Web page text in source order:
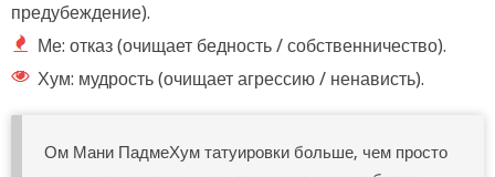
предубеждение).
Ме: отказ (очищает бедность / собственничество).
Хум: мудрость (очищает агрессию / ненависть).
Ом Мани ПадмеХум татуировки больше, чем просто